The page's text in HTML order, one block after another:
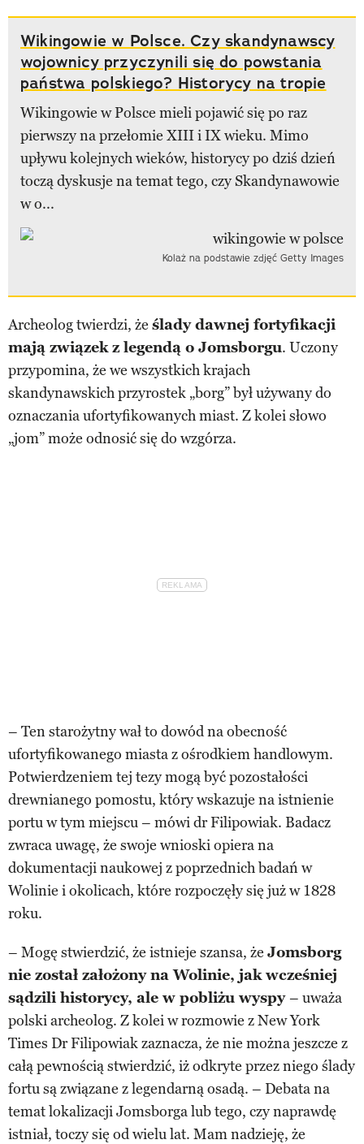
Wikingowie w Polsce. Czy skandynawscy
wojownicy przyczynili się do powstania
państwa polskiego? Historycy na tropie
Wikingowie w Polsce mieli pojawić się po raz
pierwszy na przełomie XIII i IX wieku. Mimo
upływu kolejnych wieków, historycy po dziś dzień
toczą dyskusje na temat tego, czy Skandynawowie
w o...
Kolaż na podstawie zdjęć Getty Images
Archeolog twierdzi, że ślady dawnej fortyfikacji
mają związek z legendą o Jomsborgu. Uczony
przypomina, że we wszystkich krajach
skandynawskich przyrostek „borg” był używany do
oznaczania ufortyfikowanych miast. Z kolei słowo
„jom” może odnosić się do wzgórza.
– Ten starożytny wał to dowód na obecność
ufortyfikowanego miasta z ośrodkiem handlowym.
Potwierdzeniem tej tezy mogą być pozostałości
drewnianego pomostu, który wskazuje na istnienie
portu w tym miejscu – mówi dr Filipowiak. Badacz
zwraca uwagę, że swoje wnioski opiera na
dokumentacji naukowej z poprzednich badań w
Wolinie i okolicach, które rozpoczęły się już w 1828
roku.
– Mogę stwierdzić, że istnieje szansa, że Jomsborg
nie został założony na Wolinie, jak wcześniej
sądzili historycy, ale w pobliżu wyspy – uważa
polski archeolog. Z kolei w rozmowie z New York
Times Dr Filipowiak zaznacza, że nie można jeszcze z
całą pewnością stwierdzić, iż odkryte przez niego ślady
fortu są związane z legendarną osadą. – Debata na
temat lokalizacji Jomsborga lub tego, czy naprawdę
istniał, toczy się od wielu lat. Mam nadzieję, że